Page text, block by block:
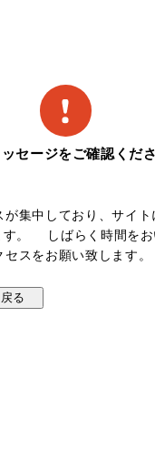
セージをご確認くださ
が集中しており、サイ
す。 しばらく時間をお
セスをお願い致します。